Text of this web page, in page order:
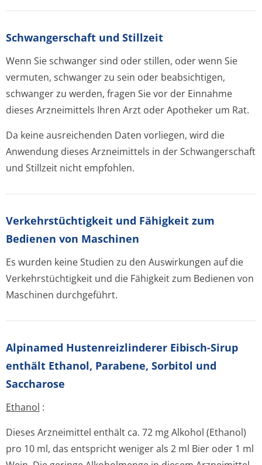
Schwangerschaft und Stillzeit
Wenn Sie schwanger sind oder stillen, oder wenn Sie
vermuten, schwanger zu sein oder beabsichtigen,
schwanger zu werden, fragen Sie vor der Einnahme
dieses Arzneimittels Ihren Arzt oder Apotheker um Rat.
Da keine ausreichenden Daten vorliegen, wird die
Anwendung dieses Arzneimittels in der Schwangerschaft
und Stillzeit nicht empfohlen.
Verkehrstüchtig­keit und Fähigkeit zum
Bedienen von Maschinen
Es wurden keine Studien zu den Auswirkungen auf die
Verkehrstüchtigkeit und die Fähigkeit zum Bedienen von
Maschinen durchgeführt.
Alpinamed Hustenreizlinderer Eibisch-Sirup
enthält Ethanol, Parabene, Sorbitol und
Saccharose
Ethanol :
Dieses Arzneimittel enthält ca. 72 mg Alkohol (Ethanol)
pro 10 ml, das entspricht weniger als 2 ml Bier oder 1 ml